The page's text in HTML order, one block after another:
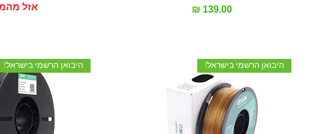
מחיר‏139.00 ‏₪ אזל
היבואן הרשמי בישראל! היבואן הרשמי בישראל!